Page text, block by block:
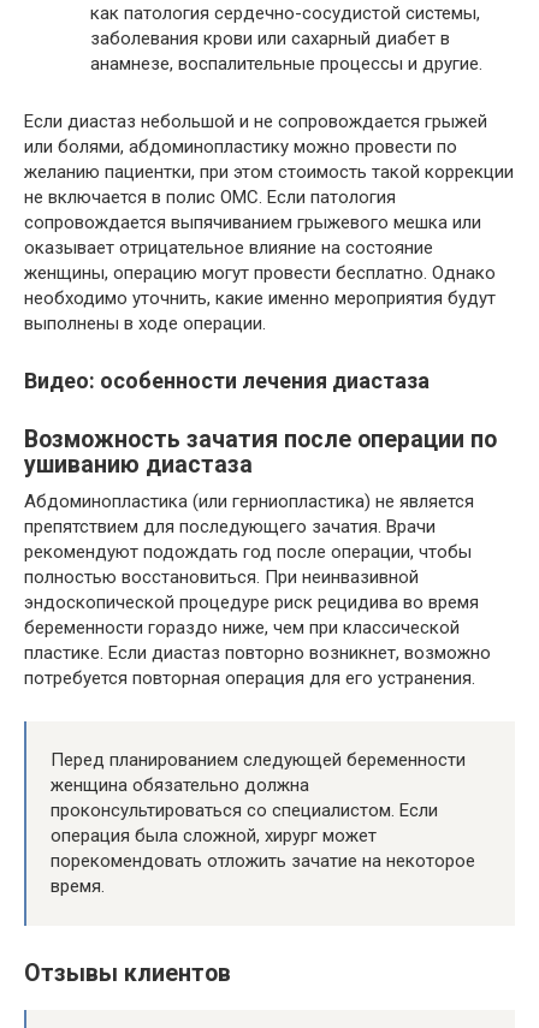
как патология сердечно-сосудистой системы,
заболевания крови или сахарный диабет в
анамнезе, воспалительные процессы и другие.
Если диастаз небольшой и не сопровождается грыжей
или болями, абдоминопластику можно провести по
желанию пациентки, при этом стоимость такой коррекции
не включается в полис ОМС. Если патология
сопровождается выпячиванием грыжевого мешка или
оказывает отрицательное влияние на состояние
женщины, операцию могут провести бесплатно. Однако
необходимо уточнить, какие именно мероприятия будут
выполнены в ходе операции.
Видео: особенности лечения диастаза
Возможность зачатия после операции по
ушиванию диастаза
Абдоминопластика (или герниопластика) не является
препятствием для последующего зачатия. Врачи
рекомендуют подождать год после операции, чтобы
полностью восстановиться. При неинвазивной
эндоскопической процедуре риск рецидива во время
беременности гораздо ниже, чем при классической
пластике. Если диастаз повторно возникнет, возможно
потребуется повторная операция для его устранения.
Перед планированием следующей беременности
женщина обязательно должна
проконсультироваться со специалистом. Если
операция была сложной, хирург может
порекомендовать отложить зачатие на некоторое
время.
Отзывы клиентов